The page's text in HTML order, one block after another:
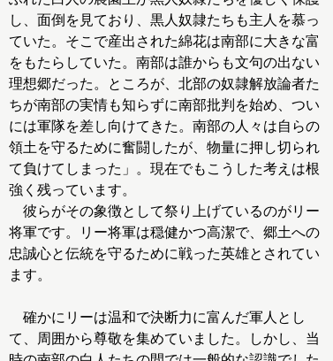
し、面倒を見ており、黒人奴隷たちも主人を慕っ
ていた。そこで産出された綿花は南部に大きな富
をもたらしていた。南部は誰からも文句の出ない
理想郷だった。ところが、北部の奴隷解放論者た
ちが南部の実情も知らずに南部批判を始め、つい
には軍隊を差し向けてきた。南部の人々は自らの
領土を守るために奮闘したが、物量に押し切られ
て負けてしまった」。現在でもこうした考えは根
強く残っています。
彼らがその象徴として祭り上げているのがリー
将軍です。リー将軍は穏健かつ高潔で、郷土への
忠誠心と伝統を守るために戦った英雄とされてい
ます。
確かにリーは温和で決断力に富んだ軍人とし
て、周囲から尊敬を集めていました。しかし、当